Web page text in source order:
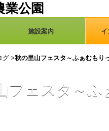
施設案内
グ >秋の里山フェスタ～ふぁむもり
フェスタ～